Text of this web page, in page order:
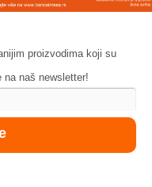
proizvodima koji su
na naš newsletter!